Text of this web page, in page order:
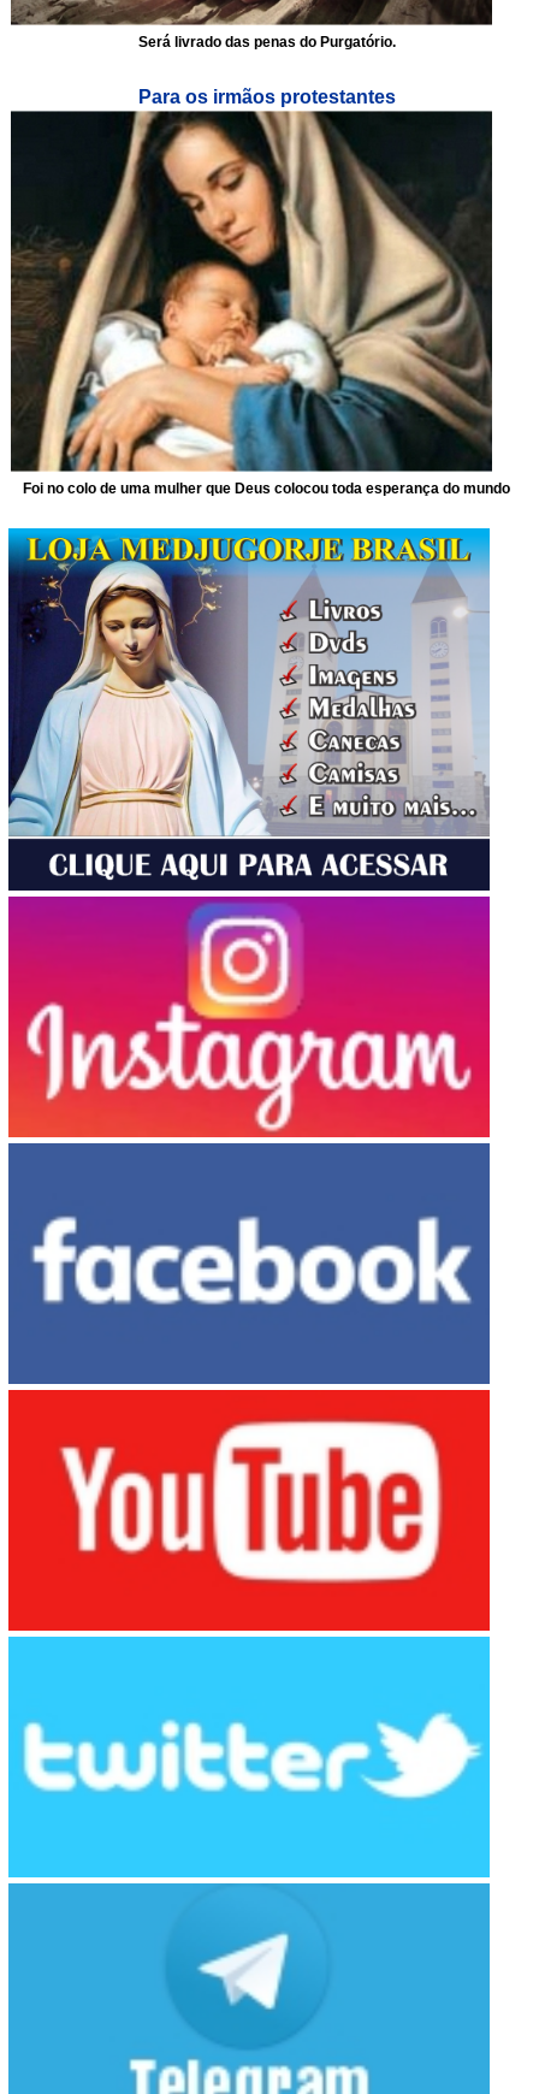
Será livrado das penas do Purgatório.
Para os irmãos protestantes
Foi no colo de uma mulher que Deus colocou toda esperança do mundo